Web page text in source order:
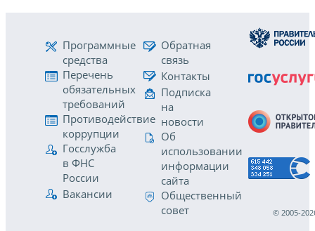
Программные
средства
Перечень
обязательных
требований
Противодействие
коррупции
Госслужба
в ФНС
России
Вакансии
Обратная
связь
Контакты
Подписка
на
новости
Об
использовании
информации
сайта
Общественный
совет
© 2005-